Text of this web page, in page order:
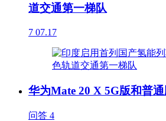
道交通第一梯队
7 07.17
华为Mate 20 X 5G版和普
问答 4